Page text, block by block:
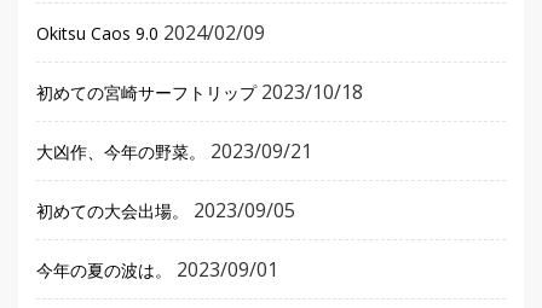
Okitsu Caos 9.0 2024/02/09
初めての宮崎サーフトリップ 2023/10/18
大凶作、今年の野菜。 2023/09/21
初めての大会出場。 2023/09/05
今年の夏の波は。 2023/09/01